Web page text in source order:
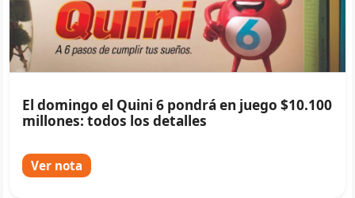
El domingo el Quini 6 pondrá en juego $10.100
millones: todos los detalles
Ver nota